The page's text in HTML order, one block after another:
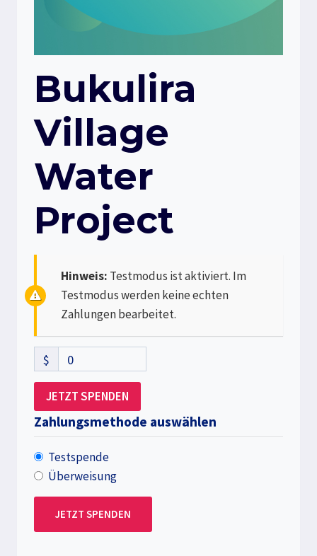
Bukulira
Village
Water
Project
Hinweis: Testmodus ist aktiviert. Im
Testmodus werden keine echten
Zahlungen bearbeitet.
$ 0
JETZT SPENDEN
Zahlungsmethode auswählen
Testspende
Überweisung